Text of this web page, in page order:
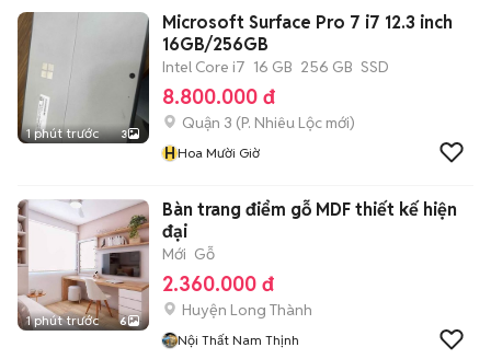
1 phút trước 3
Microsoft Surface Pro 7 i7 12.3 inch
16GB/256GB
Intel Core i7 16 GB 256 GB SSD
8.800.000 đ
Quận 3 (P. Nhiêu Lộc mới)
HHoa Mười Giờ
1 phút trước 6
Bàn trang điểm gỗ MDF thiết kế hiện
đại
Mới Gỗ
2.360.000 đ
Huyện Long Thành
Nội Thất Nam Thịnh